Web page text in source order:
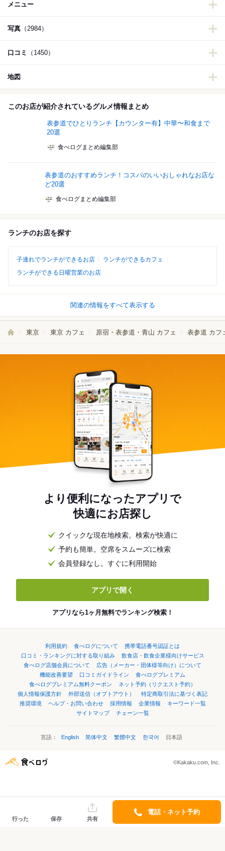
メニュー
写真 （2984）
口コミ （1450）
地図
このお店が紹介されているグルメ情報まとめ
表参道でひとりランチ【カウンター有】中華〜和食まで
20選
食べログまとめ編集部
表参道のおすすめランチ！コスパのいいおしゃれなお店な
ど20選
食べログまとめ編集部
ランチのお店を探す
子連れでランチができるお店
ランチができるカフェ
ランチができる日曜営業のお店
関連の情報をすべて表示する
東京 東京 カフェ 原宿・表参道・青山 カフェ 表参道 カフ
より便利になったアプリで
快適にお店探し
クイックな現在地検索。検索が快適に
予約も簡単。空席をスムーズに検索
会員登録なし。すぐに利用開始
アプリで開く
アプリなら1ヶ月無料でランキング検索！
利用規約 食べログについて
携帯電話番号認証とは
口コミ・ランキングに対する取り組み
飲食店・飲食企業様向けサービス
食べログ店舗会員について
広告（メーカー・団体様等向け）について
機能改善要望
口コミガイドライン
食べログプレミアム
食べログプレミアム無料クーポン
ネット予約（リクエスト予約）
個人情報保護方針
外部送信（オプトアウト）
特定商取引法に基づく表記
推奨環境
ヘルプ・お問い合わせ 採用情報 企業情報
キーワード一覧
サイトマップ
チェーン一覧
言語： English 简体中文 繁體中文 한국어 日本語
©Kakaku.com, Inc.
行った 保存 共有
電話・ネット予約